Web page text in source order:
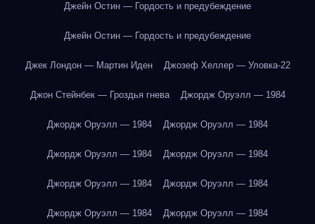
Джейн Остин — Гордость и предубеждение
Джейн Остин — Гордость и предубеждение
Джек Лондон — Мартин Иден Джозеф Хеллер — Уловка-22
Джон Стейнбек — Гроздья гнева Джордж Оруэлл — 1984
Джордж Оруэлл — 1984 Джордж Оруэлл — 1984
Джордж Оруэлл — 1984 Джордж Оруэлл — 1984
Джордж Оруэлл — 1984 Джордж Оруэлл — 1984
Джордж Оруэлл — 1984 Джордж Оруэлл — 1984